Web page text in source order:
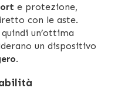
e protezione,
con le aste.
un’ottima
un dispositivo
.